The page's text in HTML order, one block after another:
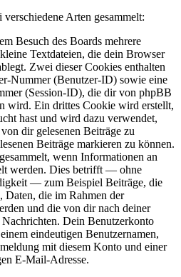
Arten gesammelt:
Besuch des Boards mehrere
Textdateien, die dein Browser
Zwei dieser Cookies enthalten
Nummer (Benutzer-ID) sowie eine
(Session-ID), die dir von phpBB
wird. Ein drittes Cookie wird erstellt,
hast und wird dazu verwendet,
dir gelesenen Beiträge zu
Beiträge markieren zu können.
wenn Informationen an
werden. Dies betrifft — ohne
— zum Beispiel Beiträge, die
Daten, die im Rahmen der
und die von dir nach deiner
Dein Benutzerkonto
eindeutigen Benutzernamen,
mit diesem Konto und einer
E-Mail-Adresse.